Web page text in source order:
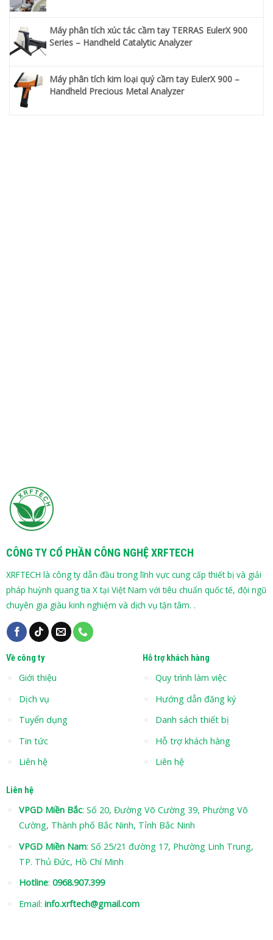
Máy phân tích xúc tác cầm tay TERRAS EulerX 900
Series – Handheld Catalytic Analyzer
Máy phân tích kim loại quý cầm tay EulerX 900 –
Handheld Precious Metal Analyzer
CÔNG TY CỔ PHẦN CÔNG NGHỆ XRFTECH
XRFTECH là công ty dẫn đầu trong lĩnh vực cung cấp thiết bị và giải
pháp huỳnh quang tia X tại Việt Nam với tiêu chuẩn quốc tế, đội ngũ
chuyên gia giàu kinh nghiệm và dịch vụ tận tâm. .
Về công ty
Giới thiệu
Dịch vụ
Tuyển dụng
Tin tức
Liên hệ
Hỗ trợ khách hàng
Quy trình làm việc
Hướng dẫn đăng ký
Danh sách thiết bị
Hỗ trợ khách hàng
Liên hệ
Liên hệ
VPGD Miền Bắc: Số 20, Đường Võ Cường 39, Phường Võ
Cường, Thành phố Bắc Ninh, Tỉnh Bắc Ninh
VPGD Miền Nam: Số 25/21 đường 17, Phường Linh Trung,
TP. Thủ Đức, Hồ Chí Minh
Hotline: 0968.907.399
Email: info.xrftech@gmail.com